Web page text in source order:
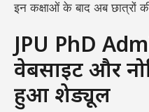
इन कक्षाओं के बाद अब छात्रों की
JPU PhD
वेबसाइट और
हुआ शेड्यूल